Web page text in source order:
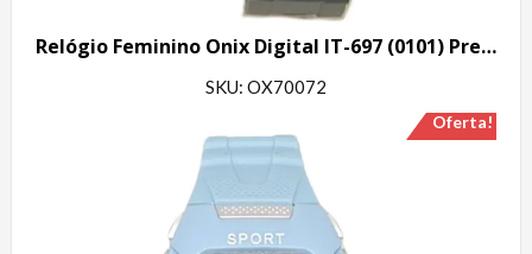
Relógio Feminino Onix Digital IT-697 (0101) Preto
SKU: OX70072
Oferta!